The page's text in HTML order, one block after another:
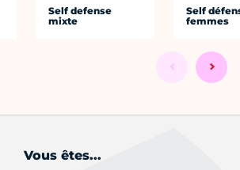
Self defense
mixte
Self
femmes
Vous êtes...